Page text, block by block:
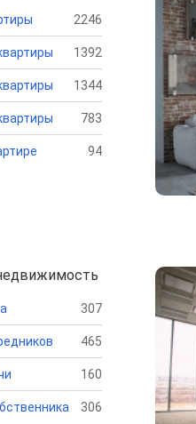
2246
1392
1344
783
94
307
465
160
306